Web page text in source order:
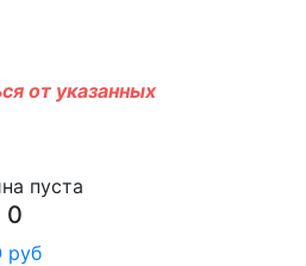
от указанных
пуста
0
руб